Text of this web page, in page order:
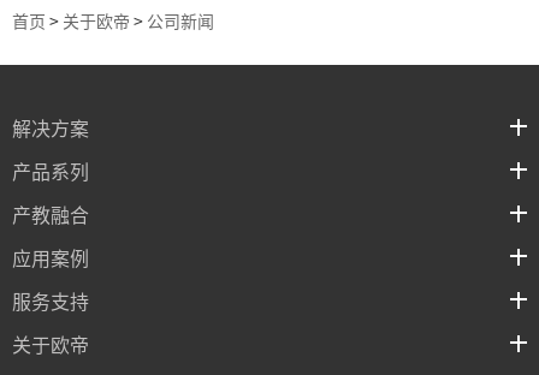
首页 > 关于欧帝 > 公司新闻
解决方案
产品系列
产教融合
应用案例
服务支持
关于欧帝